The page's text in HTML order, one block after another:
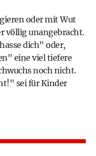
oder mit Wut
völlig unangebracht.
dich" oder,
eine viel tiefere
noch nicht.
sei für Kinder